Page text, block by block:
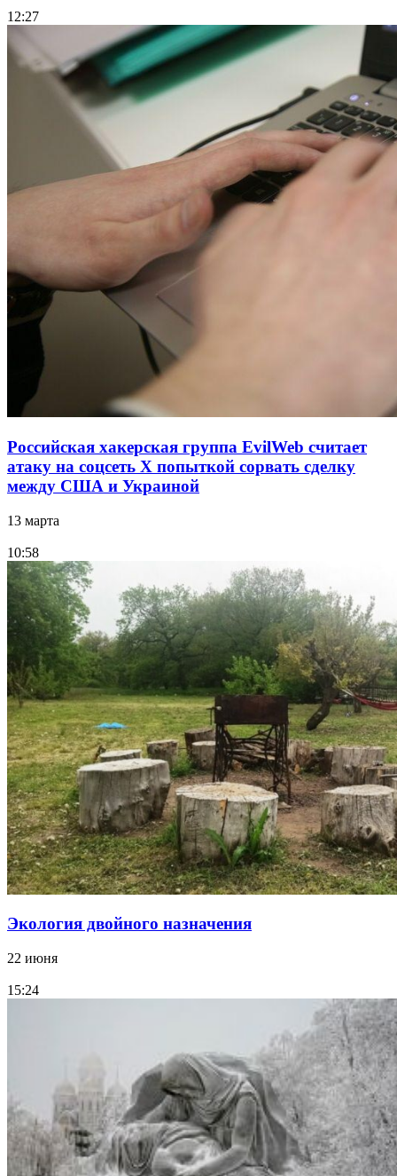
12:27
Российская хакерская группа EvilWeb считает
атаку на соцсеть Х попыткой сорвать сделку
между США и Украиной
13 марта
10:58
Экология двойного назначения
22 июня
15:24